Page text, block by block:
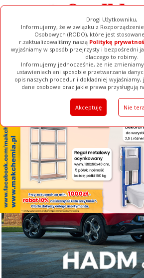
Drogi Użytkowniku,
Informujemy, że w związku z
Osobowych (RODO), które jest
r.zaktualizowaliśmy naszą Politykę
wyjaśniamy w sposób przejrzysty i bezpośredni
dlaczego to robimy.
Informujemy jednocześnie, że nie
ustawieniach ani sposobie przetwarzania
opis naszych procedur i dokładniej
dane osobowe oraz jakie prawa przysługują
Akceptuję Nie
[ ZAMKNIJ ]
Ogłoszenia Filmy Galerie